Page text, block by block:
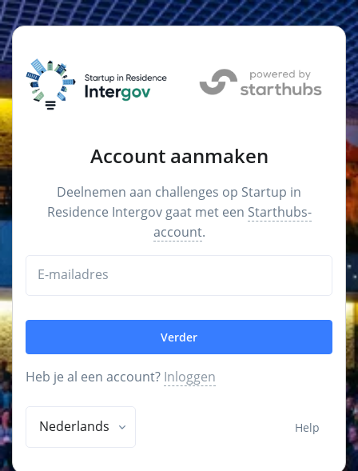
Account aanmaken
Deelnemen aan challenges op Startup in
Residence Intergov gaat met een Starthubs-
account.
E-mailadres
Verder
Heb je al een account? Inloggen
Nederlands Help